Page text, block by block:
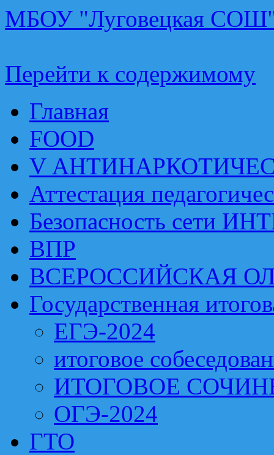
МБОУ "Луговецкая
Перейти к содержимому
Главная
FOOD
V
Аттестация
Безопасность сети
ВПР
ВСЕРОССИЙСКАЯ
Государственная
ЕГЭ-2024
итоговое
ИТОГОВОЕ
ОГЭ-2024
ГТО